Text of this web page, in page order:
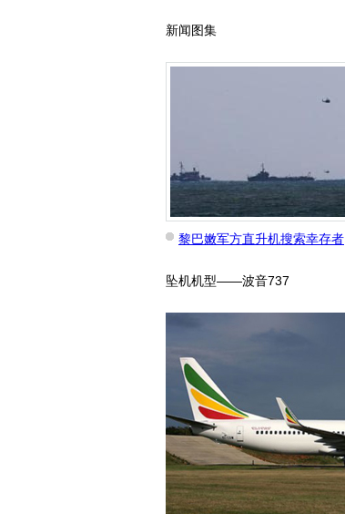
新闻图集
黎巴嫩军方直升机搜索幸存者
坠机机型——波音737